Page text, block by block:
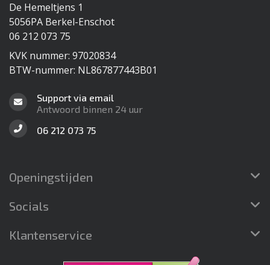
De Hemeltjens 1
5056PA Berkel-Enschot
06 212 073 75
KVK nummer: 97020834
BTW-nummer: NL867877443B01
Support via email
Antwoord binnen 24 uur
06 212 073 75
Openingstijden
Socials
Klantenservice